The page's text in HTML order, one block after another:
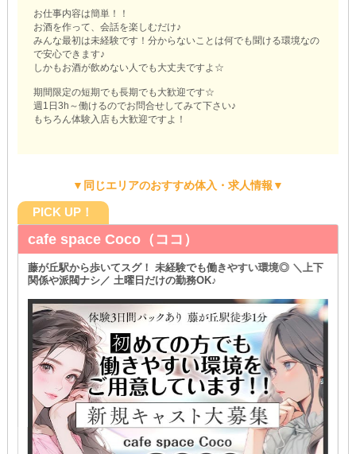
お仕事内容は簡単！！
お酒を作って、会話を楽しむだけ♪
みんな最初は未経験です！分からないことは何でも聞ける環境なの
で安心できます♪
しかもお酒が飲めない人でも大丈夫ですよ☆
期間限定の短期でも長期でも大歓迎です☆
週1日3h～働けるのでお問合せしてみて下さい♪
もちろん体験入店も大歓迎ですよ！
▼同じエリアのおすすめ体入・求人情報▼
PICK UP！
cafe space Coco（ココ）
藤が丘駅から歩いてスグ！ 未経験でも働きやすい環境◎ ＼上下
関係や派閥ナシ／ 土曜日だけの勤務OK♪